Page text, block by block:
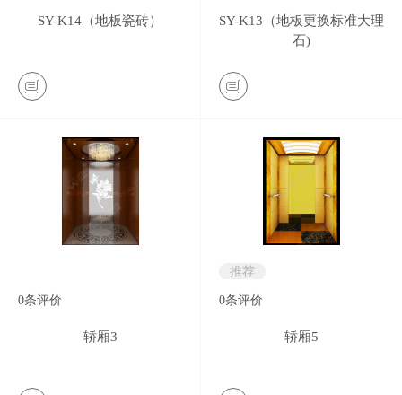
SY-K14（地板瓷砖）
SY-K13（地板更换标准大理
石)
0条评价
轿厢3
推荐
0条评价
轿厢5